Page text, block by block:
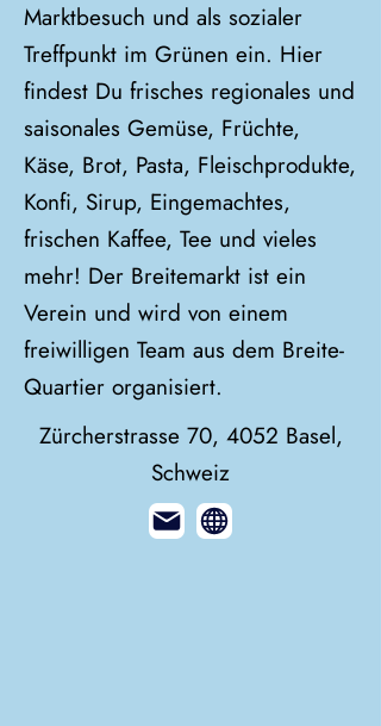
Marktbesuch und als sozialer
Treffpunkt im Grünen ein. Hier
findest Du frisches regionales und
saisonales Gemüse, Früchte,
Käse, Brot, Pasta, Fleischprodukte,
Konfi, Sirup, Eingemachtes,
frischen Kaffee, Tee und vieles
mehr! Der Breitemarkt ist ein
Verein und wird von einem
freiwilligen Team aus dem Breite-
Quartier organisiert.
Zürcherstrasse 70, 4052 Basel,
Schweiz